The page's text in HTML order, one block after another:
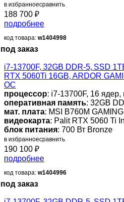
в избранноесравнить
188 700 ₽
подробнее
код товара: w1404998
под заказ
i7-13700F, 32GB DDR-5, SSD
RTX 5060Ti 16GB, ARDOR
ОС
процессор: i7-13700F, 16 ядер,
оперативная память: 32GB
мат. плата: MSI B760M
видеокарта: Palit RTX 5060 Ti
блок питания: 700 Вт Bronze
в избранноесравнить
190 100 ₽
подробнее
код товара: w1404996
под заказ